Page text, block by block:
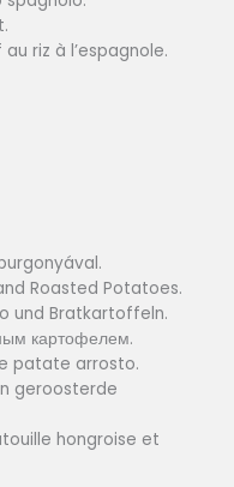
riz à l’espagnole.
Roasted Potatoes.
und Bratkartoffeln.
картофелем.
patate arrosto.
geroosterde
hongroise et